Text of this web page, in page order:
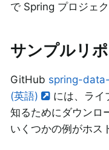
で Spring プロジェ
サンプルリ
GitHub spring-
(英語)
には、ライ
知るためにダウンロ
いくつかの例がホス